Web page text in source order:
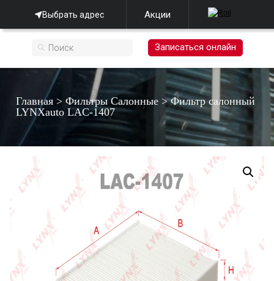
Выбрать адрес Акции
Записаться онлайн
Главная >Фильтры Салонные >Фильтр салонный
LYNXauto LAC-1407